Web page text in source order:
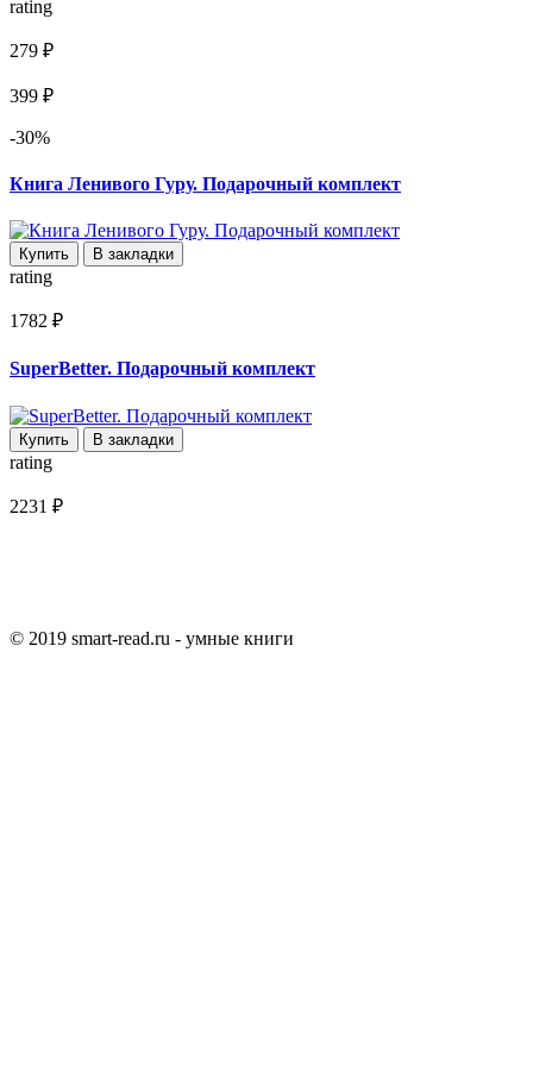
rating
279 ₽
399 ₽
-30%
Книга Ленивого Гуру. Подарочный комплект
Купить В закладки
rating
1782 ₽
SuperBetter. Подарочный комплект
Купить В закладки
rating
2231 ₽
© 2019 smart-read.ru - умные книги